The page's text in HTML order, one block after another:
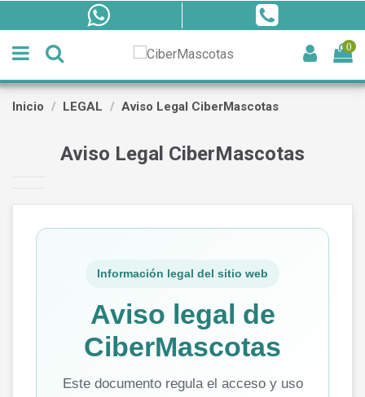
0
Inicio LEGAL Aviso Legal CiberMascotas
Aviso Legal CiberMascotas
Información legal del sitio web
Aviso legal de
CiberMascotas
Este documento regula el acceso y uso